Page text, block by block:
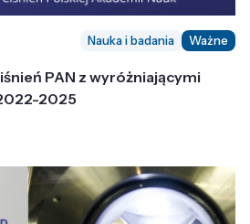
Nauka i badania Ważne
PAN z wyróżniającymi
2025